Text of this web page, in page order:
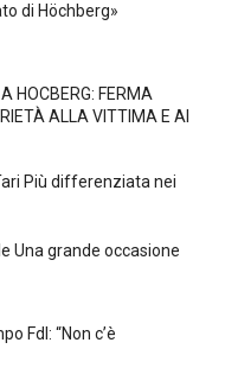
di Höchberg»
HÖCBERG: FERMA
ALLA VITTIMA E AI
Più differenziata nei
Una grande occasione
FdI: “Non c’è